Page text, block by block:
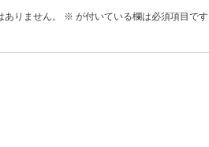
りません。
※ が付いている欄は必須項目です